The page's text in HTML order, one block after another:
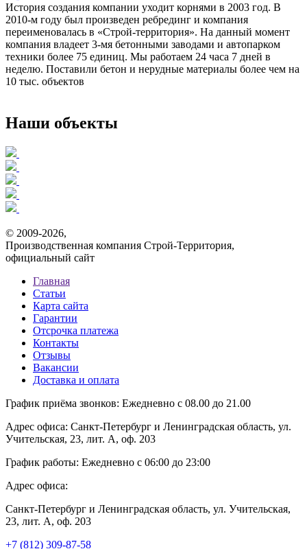
История создания компании уходит корнями в 2003 год. В
2010-м году был произведен ребрединг и компания
переименовалась в «Строй-территория». На данный момент
компания владеет 3-мя бетонными заводами и автопарком
техники более 75 единиц. Мы работаем 24 часа 7 дней в
неделю. Поставили бетон и нерудные материалы более чем на
10 тыс. объектов
Наши объекты
© 2009-2026,
Производственная компания Строй-Территория,
официальный сайт
Главная
Статьи
Карта сайта
Гарантии
Отсрочка платежа
Контакты
Отзывы
Вакансии
Доставка и оплата
График приёма звонков: Ежедневно с 08.00 до 21.00
Адрес офиса: Санкт-Петербург и Ленинградская область, ул.
Учительская, 23, лит. А, оф. 203
График работы: Ежедневно с 06:00 до 23:00
Адрес офиса:
Санкт-Петербург и Ленинградская область, ул. Учительская,
23, лит. А, оф. 203
+7 (812) 309-87-58